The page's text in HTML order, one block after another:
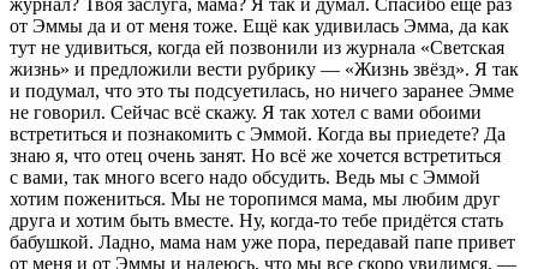
журнал? Твоя заслуга, мама? Я так и думал. Спасибо ещё раз
от Эммы да и от меня тоже. Ещё как удивилась Эмма, да как
тут не удивиться, когда ей позвонили из журнала «Светская
жизнь» и предложили вести рубрику — «Жизнь звёзд». Я так
и подумал, что это ты подсуетилась, но ничего заранее Эмме
не говорил. Сейчас всё скажу. Я так хотел с вами обоими
встретиться и познакомить с Эммой. Когда вы приедете? Да
знаю я, что отец очень занят. Но всё же хочется встретиться
с вами, так много всего надо обсудить. Ведь мы с Эммой
хотим пожениться. Мы не торопимся мама, мы любим друг
друга и хотим быть вместе. Ну, когда-то тебе придётся стать
бабушкой. Ладно, мама нам уже пора, передавай папе привет
от меня и от Эммы и надеюсь, что мы все скоро увидимся. —